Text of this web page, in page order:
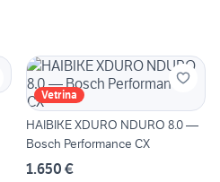
Vetrina
HAIBIKE XDURO NDURO 8.0 —
Bosch Performance CX
1.650 €